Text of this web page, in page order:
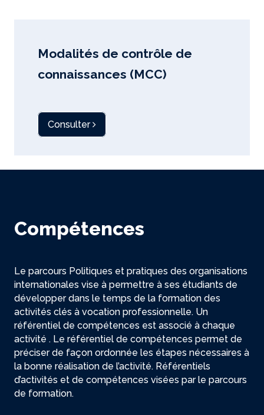
Modalités de contrôle de
connaissances (MCC)
Consulter
Compétences
Le parcours Politiques et pratiques des organisations
internationales vise à permettre à ses étudiants de
développer dans le temps de la formation des
activités clés à vocation professionnelle. Un
référentiel de compétences est associé à chaque
activité . Le référentiel de compétences permet de
préciser de façon ordonnée les étapes nécessaires à
la bonne réalisation de l’activité. Référentiels
d’activités et de compétences visées par le parcours
de formation.